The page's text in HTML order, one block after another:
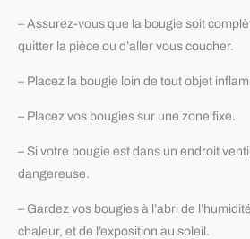
– Assurez-vous que la bougie soit
quitter la pièce ou d’aller vous coucher.
– Placez la bougie loin de tout objet
– Placez vos bougies sur une zone fixe.
– Si votre bougie est dans un endroit
dangereuse.
– Gardez vos bougies à l’abri de
chaleur, et de l’exposition au soleil.